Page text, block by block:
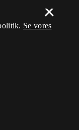
×
Se vores